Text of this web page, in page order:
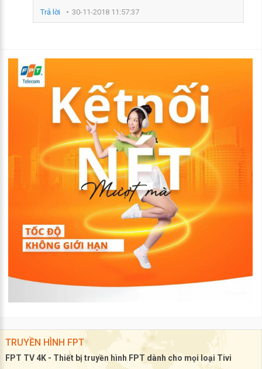
Trả lời 30-11-2018 11:57:37
TRUYỀN HÌNH FPT
FPT TV 4K - Thiết bị truyền hình FPT dành cho mọi loại Tivi